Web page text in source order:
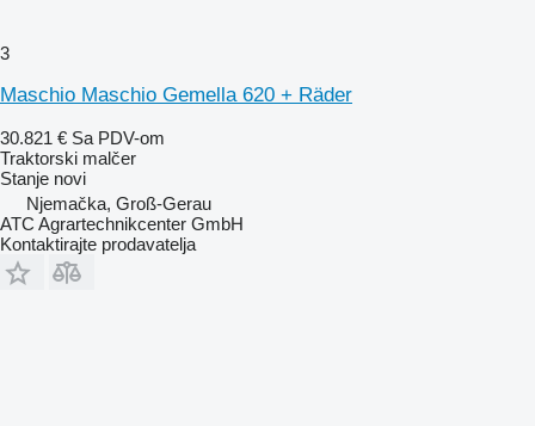
3
Maschio Maschio Gemella 620 + Räder
30.821 € Sa PDV-om
Traktorski malčer
Stanje novi
Njemačka, Groß-Gerau
ATC Agrartechnikcenter GmbH
Kontaktirajte prodavatelja